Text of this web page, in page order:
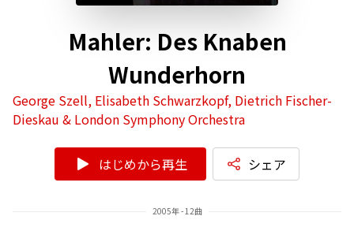
Mahler: Des Knaben
Wunderhorn
George Szell, Elisabeth Schwarzkopf, Dietrich Fischer-
Dieskau & London Symphony Orchestra
はじめから再生 シェア
2005年 - 12曲